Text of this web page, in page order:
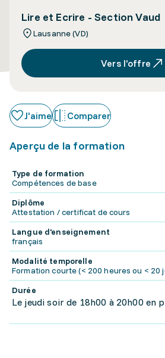
Lire et Ecrire - Section Vaud
Lausanne (VD)
Vers l’offre
J'aime Comparer
Aperçu de la formation
Type de formation
Compétences de base
Diplôme
Attestation / certificat de cours
Langue d'enseignement
français
Modalité temporelle
Formation courte (< 200 heures ou < 20
Durée
Le jeudi soir de 18h00 à 20h00 en